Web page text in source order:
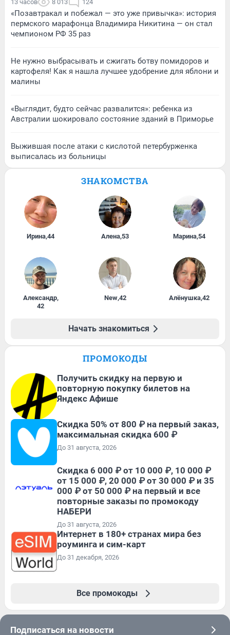
13 часов 8 013 124
«Позавтракал и побежал — это уже привычка»: история
пермского марафонца Владимира Никитина — он стал
чемпионом РФ 35 раз
Не нужно выбрасывать и сжигать ботву помидоров и
картофеля! Как я нашла лучшее удобрение для яблони и
малины
«Выглядит, будто сейчас развалится»: ребенка из
Австралии шокировало состояние зданий в Приморье
Выжившая после атаки с кислотой петербурженка
выписалась из больницы
ЗНАКОМСТВА
Ирина,44 Алена,53 Марина,54
Александр,
42
New,42 Алёнушка,42
Начать знакомиться
ПРОМОКОДЫ
Получить скидку на первую и
повторную покупку билетов на
Яндекс Афише
Скидка 50% от 800 ₽ на первый заказ,
максимальная скидка 600 ₽
До 31 августа, 2026
Скидка 6 000 ₽ от 10 000 ₽, 10 000 ₽
от 15 000 ₽, 20 000 ₽ от 30 000 ₽ и 35
000 ₽ от 50 000 ₽ на первый и все
повторные заказы по промокоду
НАБЕРИ
До 31 августа, 2026
Интернет в 180+ странах мира без
роуминга и сим-карт
До 31 декабря, 2026
Все промокоды
Подписаться на новости